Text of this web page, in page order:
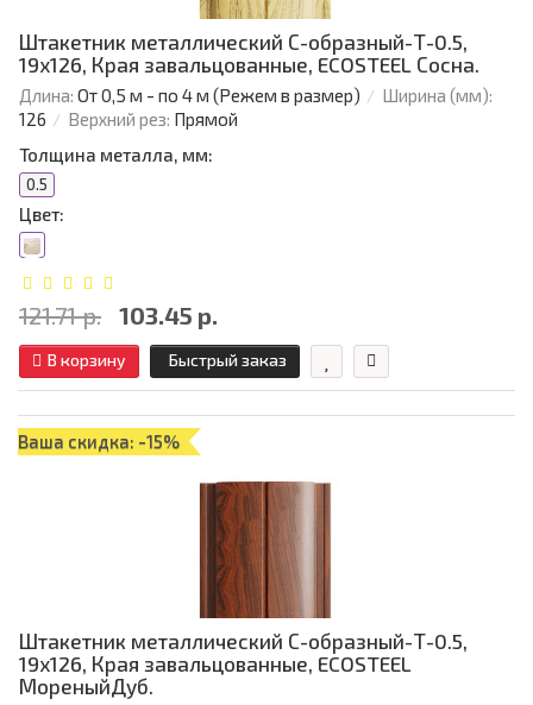
Штакетник металлический С-образный-Т-0.5,
19х126, Края завальцованные, ECOSTEEL Сосна.
Длина: От 0,5 м - по 4 м (Режем в размер)
Ширина (мм):
126
Верхний рез: Прямой
Толщина металла, мм:
0.5
Цвет:
121.71 р. 103.45 р.
В корзину Быстрый заказ
Ваша скидка: -15%
Штакетник металлический С-образный-Т-0.5,
19х126, Края завальцованные, ECOSTEEL
МореныйДуб.